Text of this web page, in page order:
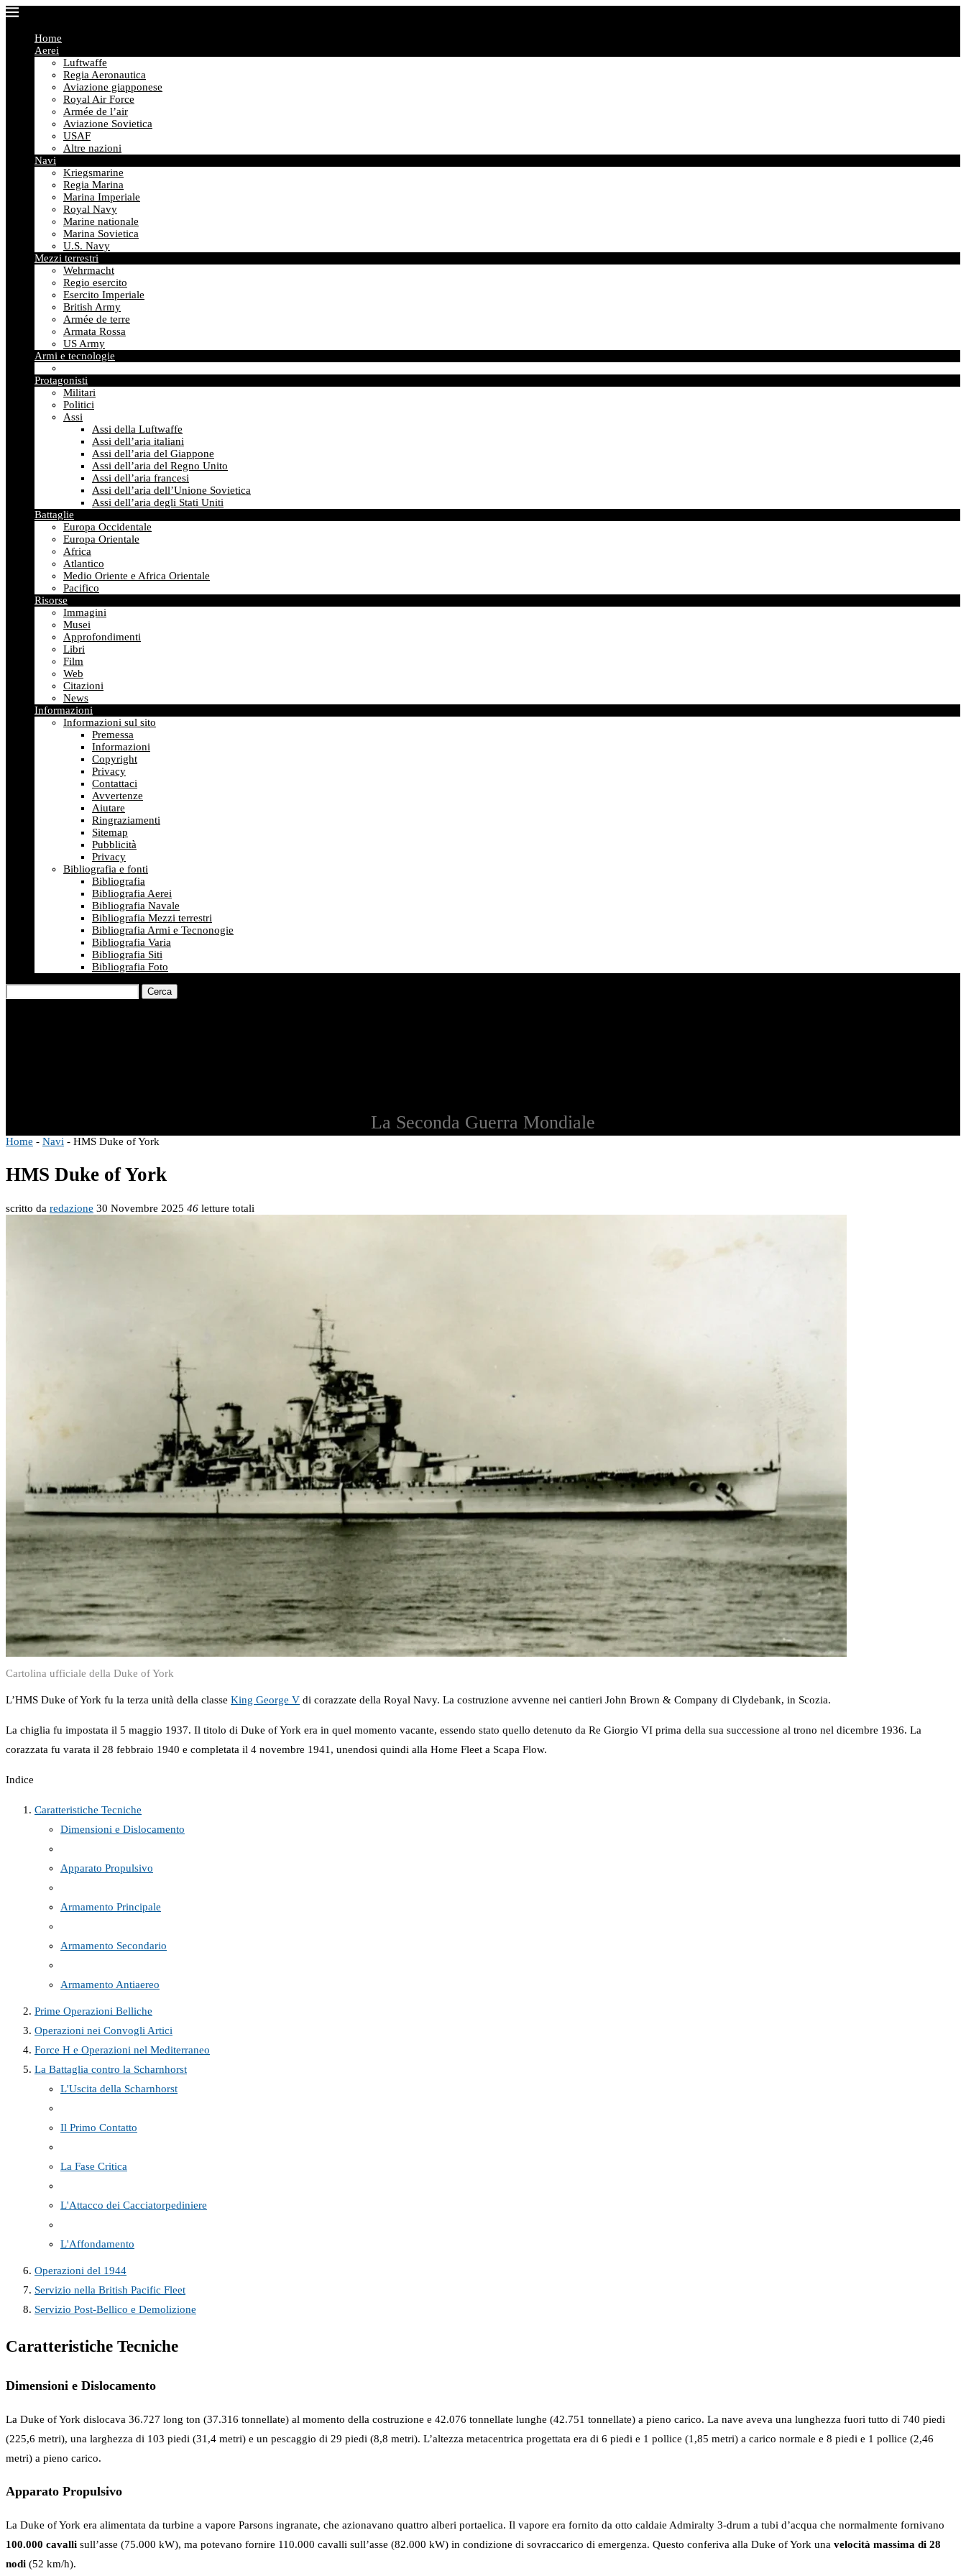
Home
Aerei
Luftwaffe
Regia Aeronautica
Aviazione giapponese
Royal Air Force
Armée de l’air
Aviazione Sovietica
USAF
Altre nazioni
Navi
Kriegsmarine
Regia Marina
Marina Imperiale
Royal Navy
Marine nationale
Marina Sovietica
U.S. Navy
Mezzi terrestri
Wehrmacht
Regio esercito
Esercito Imperiale
British Army
Armée de terre
Armata Rossa
US Army
Armi e tecnologie
Protagonisti
Militari
Politici
Assi
Assi della Luftwaffe
Assi dell’aria italiani
Assi dell’aria del Giappone
Assi dell’aria del Regno Unito
Assi dell’aria francesi
Assi dell’aria dell’Unione Sovietica
Assi dell’aria degli Stati Uniti
Battaglie
Europa Occidentale
Europa Orientale
Africa
Atlantico
Medio Oriente e Africa Orientale
Pacifico
Risorse
Immagini
Musei
Approfondimenti
Libri
Film
Web
Citazioni
News
Informazioni
Informazioni sul sito
Premessa
Informazioni
Copyright
Privacy
Contattaci
Avvertenze
Aiutare
Ringraziamenti
Sitemap
Pubblicità
Privacy
Bibliografia e fonti
Bibliografia
Bibliografia Aerei
Bibliografia Navale
Bibliografia Mezzi terrestri
Bibliografia Armi e Tecnonogie
Bibliografia Varia
Bibliografia Siti
Bibliografia Foto
Cerca
La Seconda Guerra Mondiale
Home - Navi - HMS Duke of York
HMS Duke of York
scritto da redazione 30 Novembre 2025 46 letture totali
Cartolina ufficiale della Duke of York
L’HMS Duke of York fu la terza unità della classe King George V di corazzate della Royal Navy. La costruzione avvenne nei cantieri John Brown & Company di Clydebank, in Scozia.
La chiglia fu impostata il 5 maggio 1937. Il titolo di Duke of York era in quel momento vacante, essendo stato quello detenuto da Re Giorgio VI prima della sua successione al trono nel dicembre 1936. La
corazzata fu varata il 28 febbraio 1940 e completata il 4 novembre 1941, unendosi quindi alla Home Fleet a Scapa Flow.
Indice
Caratteristiche Tecniche
Dimensioni e Dislocamento
Apparato Propulsivo
Armamento Principale
Armamento Secondario
Armamento Antiaereo
Prime Operazioni Belliche
Operazioni nei Convogli Artici
Force H e Operazioni nel Mediterraneo
La Battaglia contro la Scharnhorst
L'Uscita della Scharnhorst
Il Primo Contatto
La Fase Critica
L'Attacco dei Cacciatorpediniere
L'Affondamento
Operazioni del 1944
Servizio nella British Pacific Fleet
Servizio Post-Bellico e Demolizione
Caratteristiche Tecniche
Dimensioni e Dislocamento
La Duke of York dislocava 36.727 long ton (37.316 tonnellate) al momento della costruzione e 42.076 tonnellate lunghe (42.751 tonnellate) a pieno carico. La nave aveva una lunghezza fuori tutto di 740 piedi
(225,6 metri), una larghezza di 103 piedi (31,4 metri) e un pescaggio di 29 piedi (8,8 metri). L’altezza metacentrica progettata era di 6 piedi e 1 pollice (1,85 metri) a carico normale e 8 piedi e 1 pollice (2,46
metri) a pieno carico.
Apparato Propulsivo
La Duke of York era alimentata da turbine a vapore Parsons ingranate, che azionavano quattro alberi portaelica. Il vapore era fornito da otto caldaie Admiralty 3-drum a tubi d’acqua che normalmente fornivano
100.000 cavalli sull’asse (75.000 kW), ma potevano fornire 110.000 cavalli sull’asse (82.000 kW) in condizione di sovraccarico di emergenza. Questo conferiva alla Duke of York una velocità massima di 28
nodi (52 km/h).